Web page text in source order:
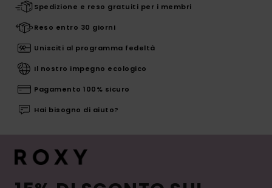
Spedizione e reso gratuiti per i membri
Reso entro 30 giorni
Unisciti al programma fedeltà
Il nostro impegno ecologico
Pagamento 100% sicuro
Hai bisogno di aiuto?